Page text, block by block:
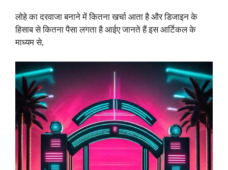
लोहे का दरवाजा बनाने में कितना खर्चा आता है और डिजाइन के
हिसाब से कितना पैसा लगता है आईए जानते हैं इस आर्टिकल के
माध्यम से,